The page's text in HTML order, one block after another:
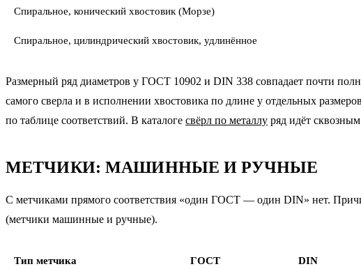
Спиральное, конический хвостовик (Морзе)
Спиральное, цилиндрический хвостовик, удлинённое
Размерный ряд диаметров у ГОСТ 10902 и DIN 338 совпадает почти
самого сверла и в исполнении хвостовика по длине у отдельных
по таблице соответствий. В каталоге свёрл по металлу ряд идёт
МЕТЧИКИ: МАШИННЫЕ И РУЧНЫЕ
С метчиками прямого соответствия «один ГОСТ — один DIN» нет.
(метчики машинные и ручные).
Тип метчика ГОСТ DIN